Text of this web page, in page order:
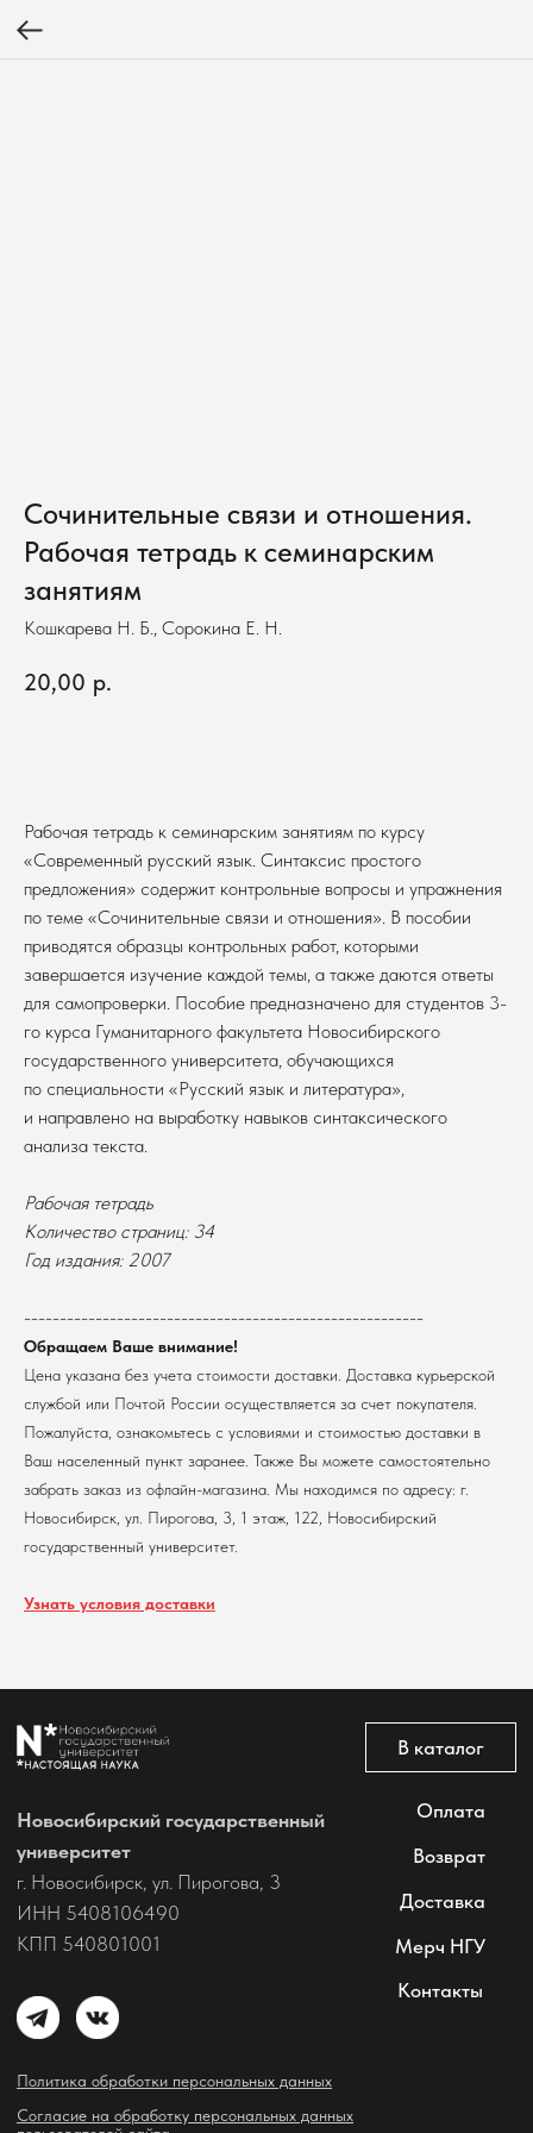
Сочинительные связи и отношения.
Рабочая тетрадь к семинарским
занятиям
Кошкарева Н. Б., Сорокина Е. Н.
20,00 р.
Рабочая тетрадь к семинарским занятиям по курсу
«Современный русский язык. Синтаксис простого
предложения» содержит контрольные вопросы и упражнения
по теме «Сочинительные связи и отношения». В пособии
приводятся образцы контрольных работ, которыми
завершается изучение каждой темы, а также даются ответы
для самопроверки. Пособие предназначено для студентов 3-
го курса Гуманитарного факультета Новосибирского
государственного университета, обучающихся
по специальности «Русский язык и литература»,
и направлено на выработку навыков синтаксического
анализа текста.
Рабочая тетрадь
Количество страниц: 34
Год издания: 2007
--------------------------------------------------------
Обращаем Ваше внимание!
Цена указана без учета стоимости доставки. Доставка курьерской
службой или Почтой России осуществляется за счет покупателя.
Пожалуйста, ознакомьтесь с условиями и стоимостью доставки в
Ваш населенный пункт заранее. Также Вы можете самостоятельно
забрать заказ из офлайн-магазина. Мы находимся по адресу: г.
Новосибирск, ул. Пирогова, 3, 1 этаж, 122, Новосибирский
государственный университет.
Узнать условия доставки
Возврат
Политика обработки персональных данных
Согласие на обработку персональных данных
пользователей сайта
университет
г. Новосибирск, ул. Пирогова, 3
ИНН 5408106490
КПП 540801001